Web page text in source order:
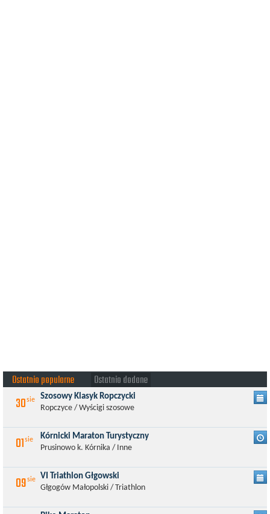
Ostatnio popularne Ostatnio dodane
30sie Szosowy Klasyk Ropczycki
Ropczyce / Wyścigi szosowe
01sie Kórnicki Maraton Turystyczny
Prusinowo k. Kórnika / Inne
09sie VI Triathlon Głgowski
Głgogów Małopolski / Triathlon